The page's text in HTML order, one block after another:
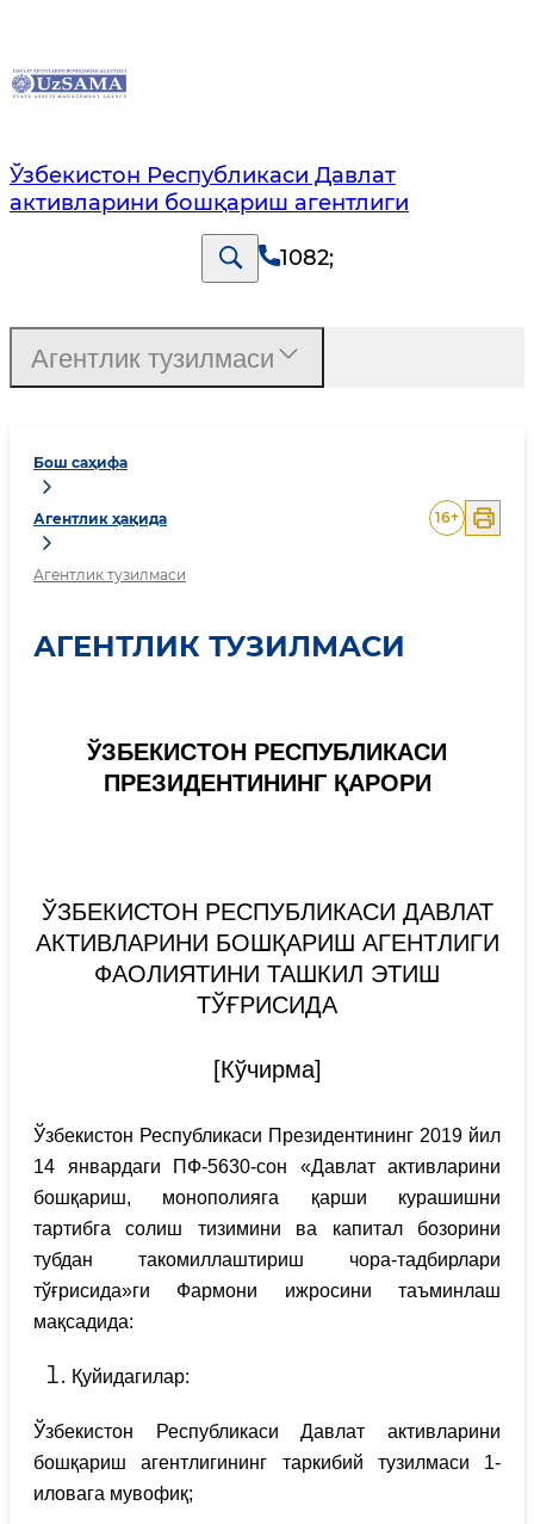
Ўзбекистон Республикаси Давлат
активларини бошқариш агентлиги
1082;
Бош саҳифа
Агентлик ҳақида
Агентлик тузилмаси
16+
АГЕНТЛИК ТУЗИЛМАСИ
ЎЗБЕКИСТОН РЕСПУБЛИКАСИ
ПРЕЗИДЕНТИНИНГ ҚАРОРИ
ЎЗБЕКИСТОН РЕСПУБЛИКАСИ ДАВЛАТ
АКТИВЛАРИНИ БОШҚАРИШ АГЕНТЛИГИ
ФАОЛИЯТИНИ ТАШКИЛ ЭТИШ
ТЎҒРИСИДА
[Кўчирма]
Ўзбекистон Республикаси Президентининг 2019 йил
14 январдаги ПФ-5630-сон «Давлат активларини
бошқариш, монополияга қарши курашишни
тартибга солиш тизимини ва капитал бозорини
тубдан такомиллаштириш чора-тадбирлари
тўғрисида»ги Фармони ижросини таъминлаш
мақсадида:
Қуйидагилар:
Ўзбекистон Республикаси Давлат активларини
бошқариш агентлигининг таркибий тузилмаси 1-
иловага мувофиқ;
Агентлик тузилмаси